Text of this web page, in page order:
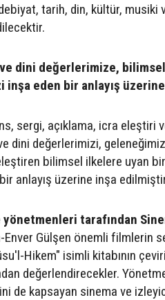
tarih, din, kültür, musiki
dini değerlerimize, bilimsel
inşa eden bir anlayış
sergi, açıklama, icra eleştiri
dini değerlerimizi,
bilimsel ilkelere uyan
anlayış üzerine inşa
tarafından
Enver Gülşen önemli filmlerin
Hikem" isimli kitabının
değerlendirecekler.
de kapsayan sinema ve